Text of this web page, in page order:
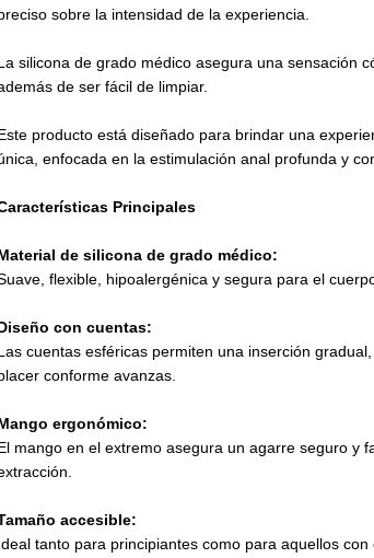
sobre la intensidad de la experiencia.
silicona de grado médico asegura una sensación
de ser fácil de limpiar.
producto está diseñado para brindar una
enfocada en la estimulación anal profunda y
Principales
de silicona de grado médico:
flexible, hipoalergénica y segura para el
con cuentas:
cuentas esféricas permiten una inserción
conforme avanzas.
ergonómico:
mango en el extremo asegura un agarre seguro y
accesible:
tanto para principiantes como para aquellos con